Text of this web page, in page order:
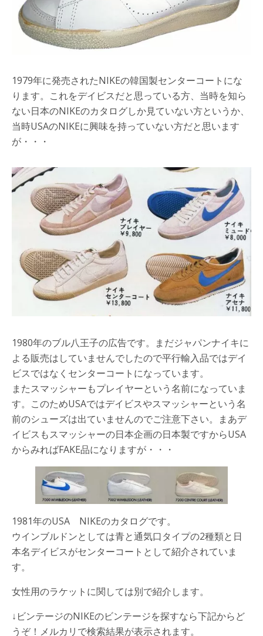
1979年に発売されたNIKEの韓国製センターコートにな
ります。これをデイビスだと思っている方、当時を知ら
ない日本のNIKEのカタログしか見ていない方というか、
当時USAのNIKEに興味を持っていない方だと思います
が・・・
1980年のブル八王子の広告です。まだジャパンナイキに
よる販売はしていませんでしたので平行輸入品ではデイ
ビスではなくセンターコートになっています。
またスマッシャーもプレイヤーという名前になっていま
す。このためUSAではデイビスやスマッシャーという名
前のシューズは出ていませんのでご注意下さい。まあデ
イビスもスマッシャーの日本企画の日本製ですからUSA
からみればFAKE品になりますが・・・
1981年のUSA NIKEのカタログです。
ウインブルドンとしては青と通気口タイプの2種類と日
本名デイビスがセンターコートとして紹介されていま
す。
女性用のラケットに関しては別で紹介します。
↓ビンテージのNIKEのビンテージを探すなら下記からど
うぞ！メルカリで検索結果が表示されます。